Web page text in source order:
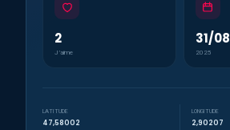
2
J’aime
31/08
2025
LATITUDE
47,58002
LONGITUDE
2,90207